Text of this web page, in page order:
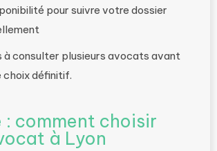
pour suivre votre dossier
à consulter plusieurs avocats avant
définitif.
: comment choisir
à Lyon